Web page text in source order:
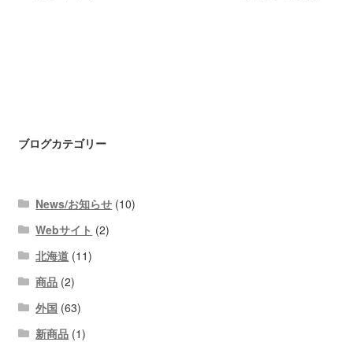
ブログカテゴリー
News/お知らせ (10)
Webサイト (2)
北海道 (11)
商品 (2)
外国 (63)
新商品 (1)